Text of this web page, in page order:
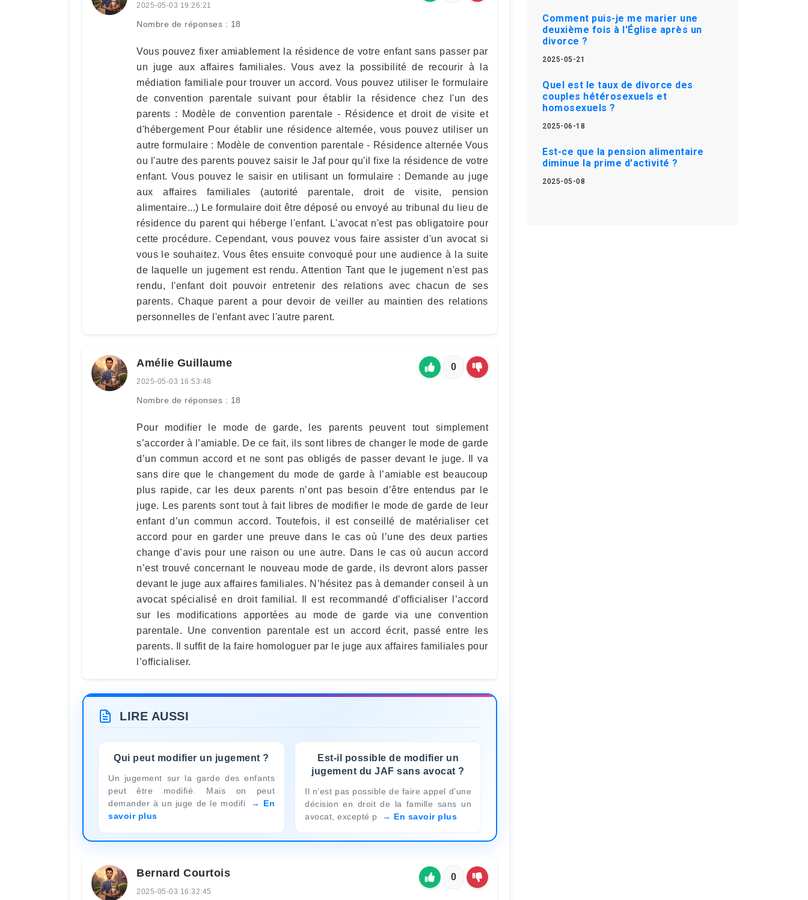
2025-05-03 19:26:21
Nombre de réponses : 18
Vous pouvez fixer amiablement la résidence de votre enfant sans passer par
un juge aux affaires familiales. Vous avez la possibilité de recourir à la
médiation familiale pour trouver un accord. Vous pouvez utiliser le formulaire
de convention parentale suivant pour établir la résidence chez l'un des
parents : Modèle de convention parentale - Résidence et droit de visite et
d'hébergement Pour établir une résidence alternée, vous pouvez utiliser un
autre formulaire : Modèle de convention parentale - Résidence alternée Vous
ou l'autre des parents pouvez saisir le Jaf pour qu'il fixe la résidence de votre
enfant. Vous pouvez le saisir en utilisant un formulaire : Demande au juge
aux affaires familiales (autorité parentale, droit de visite, pension
alimentaire...) Le formulaire doit être déposé ou envoyé au tribunal du lieu de
résidence du parent qui héberge l'enfant. L'avocat n'est pas obligatoire pour
cette procédure. Cependant, vous pouvez vous faire assister d'un avocat si
vous le souhaitez. Vous êtes ensuite convoqué pour une audience à la suite
de laquelle un jugement est rendu. Attention Tant que le jugement n'est pas
rendu, l'enfant doit pouvoir entretenir des relations avec chacun de ses
parents. Chaque parent a pour devoir de veiller au maintien des relations
personnelles de l'enfant avec l'autre parent.
Amélie Guillaume
2025-05-03 16:53:48
Nombre de réponses : 18
0
Pour modifier le mode de garde, les parents peuvent tout simplement
s’accorder à l’amiable. De ce fait, ils sont libres de changer le mode de garde
d’un commun accord et ne sont pas obligés de passer devant le juge. Il va
sans dire que le changement du mode de garde à l’amiable est beaucoup
plus rapide, car les deux parents n’ont pas besoin d’être entendus par le
juge. Les parents sont tout à fait libres de modifier le mode de garde de leur
enfant d’un commun accord. Toutefois, il est conseillé de matérialiser cet
accord pour en garder une preuve dans le cas où l’une des deux parties
change d’avis pour une raison ou une autre. Dans le cas où aucun accord
n’est trouvé concernant le nouveau mode de garde, ils devront alors passer
devant le juge aux affaires familiales. N’hésitez pas à demander conseil à un
avocat spécialisé en droit familial. Il est recommandé d’officialiser l’accord
sur les modifications apportées au mode de garde via une convention
parentale. Une convention parentale est un accord écrit, passé entre les
parents. Il suffit de la faire homologuer par le juge aux affaires familiales pour
l’officialiser.
LIRE AUSSI
Qui peut modifier un jugement ?
Un jugement sur la garde des enfants
peut être modifié. Mais on peut
demander à un juge de le modifi
En
savoir plus
Est-il possible de modifier un
jugement du JAF sans avocat ?
Il n’est pas possible de faire appel d’une
décision en droit de la famille sans un
avocat, excepté p
En savoir plus
Bernard Courtois
2025-05-03 16:32:45
0
Comment puis-je me marier une
deuxième fois à l'Église après un
divorce ?
2025-05-21
Quel est le taux de divorce des
couples hétérosexuels et
homosexuels ?
2025-06-18
Est-ce que la pension alimentaire
diminue la prime d'activité ?
2025-05-08